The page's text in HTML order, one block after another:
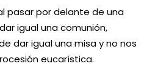
pasar por delante de una
igual una comunión,
dar igual una misa y no nos
eucarística.